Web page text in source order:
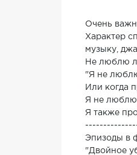
Очень
Характер
музыку,
Не люблю
"Я не
Или когда
Я не люблю,
Я также
Эпизоды в
"Двойное